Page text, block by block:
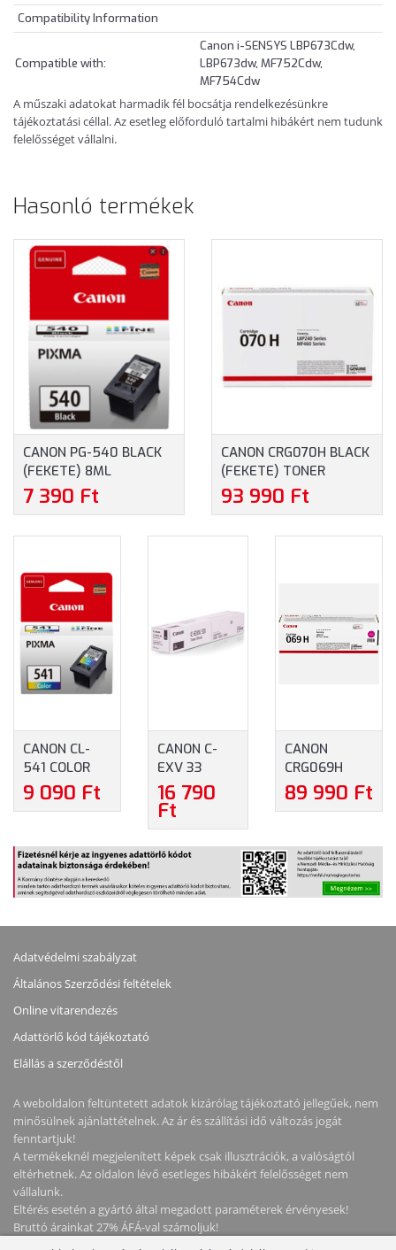
Compatibility Information
Compatible with:
Canon i-SENSYS LBP673Cdw,
LBP673dw, MF752Cdw,
MF754Cdw
A műszaki adatokat harmadik fél bocsátja rendelkezésünkre
tájékoztatási céllal. Az esetleg előforduló tartalmi hibákért nem tudunk
felelősséget vállalni.
Hasonló termékek
CANON PG-540 BLACK
(FEKETE) 8ML
TINTAPATRON
(5225B001) - EREDETI
7 390 Ft
CANON CRG070H BLACK
(FEKETE) TONER
(5640C002) - EREDETI
CANON KELLÉKANYAG
93 990 Ft
CANON CL-
541 COLOR
(SZÍNES) 8ML
TINTAPATRON
EREDETI
CANON
KELLÉKANYAG
9 090 Ft
CANON C-
EXV 33
BLACK
(FEKETE)
(2785B002)
16 790
Ft
CANON
CRG069H
MAGENTA
(BÍBOR)
(5096C002) -
EREDETI
CANON
KELLÉKANYAG
89 990 Ft
Adatvédelmi szabályzat
Általános Szerződési feltételek
Online vitarendezés
Adattörlő kód tájékoztató
Elállás a szerződéstől
A weboldalon feltüntetett adatok kizárólag tájékoztató jellegűek, nem
minősülnek ajánlattételnek. Az ár és szállítási idő változás jogát
fenntartjuk!
A termékeknél megjelenített képek csak illusztrációk, a valóságtól
eltérhetnek. Az oldalon lévő esetleges hibákért felelősséget nem
vállalunk.
Eltérés esetén a gyártó által megadott paraméterek érvényesek!
Bruttó árainkat 27% ÁFÁ-val számoljuk!